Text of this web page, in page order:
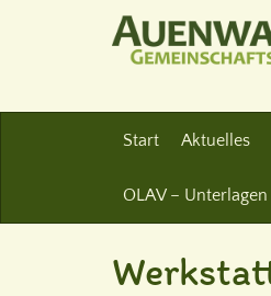
Start Aktuelles
OLAV –